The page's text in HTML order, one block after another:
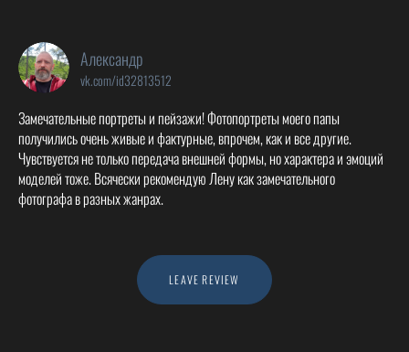
Александр
vk.com/id32813512
Замечательные портреты и пейзажи! Фотопортреты моего папы
получились очень живые и фактурные, впрочем, как и все другие.
Чувствуется не только передача внешней формы, но характера и эмоций
моделей тоже. Всячески рекомендую Лену как замечательного
фотографа в разных жанрах.
LEAVE REVIEW